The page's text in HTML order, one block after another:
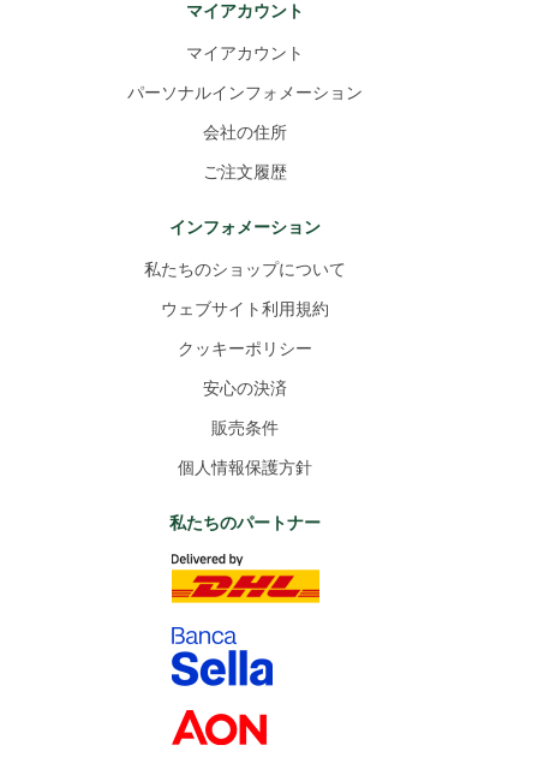
マイアカウント
マイアカウント
パーソナルインフォメーション
会社の住所
ご注文履歴
インフォメーション
私たちのショップについて
ウェブサイト利用規約
クッキーポリシー
安心の決済
販売条件
個人情報保護方針
私たちのパートナー